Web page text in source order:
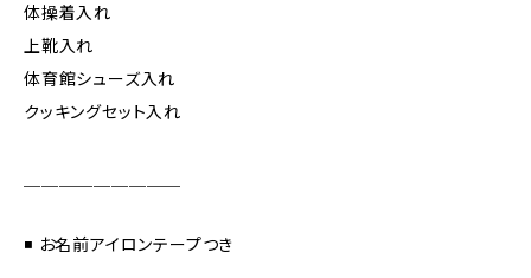
体操着入れ
上靴入れ
体育館シューズ入れ
クッキングセット入れ
◾️ お名前アイロンテープつき